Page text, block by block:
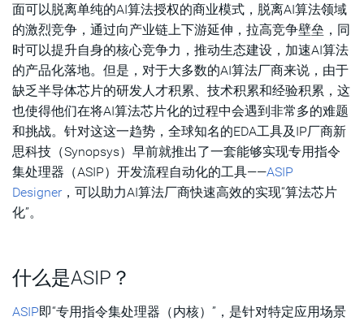
面可以脱离单纯的AI算法授权的商业模式，脱离AI算法领域
的激烈竞争，通过向产业链上下游延伸，拉高竞争壁垒，同
时可以提升自身的核心竞争力，推动生态建设，加速AI算法
的产品化落地。但是，对于大多数的AI算法厂商来说，由于
缺乏半导体芯片的研发人才积累、技术积累和经验积累，这
也使得他们在将AI算法芯片化的过程中会遇到非常多的难题
和挑战。针对这这一趋势，全球知名的EDA工具及IP厂商新
思科技（Synopsys）早前就推出了一套能够实现专用指令
集处理器（ASIP）开发流程自动化的工具——ASIP
Designer，可以助力AI算法厂商快速高效的实现“算法芯片
化”。
什么是ASIP？
ASIP即“专用指令集处理器（内核）”，是针对特定应用场景